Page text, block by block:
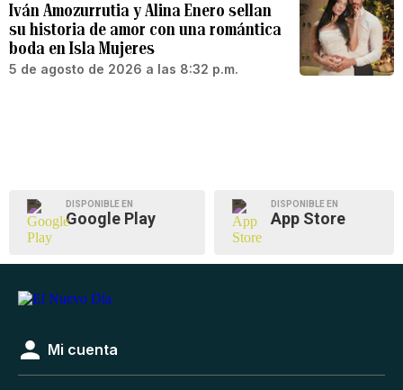
Iván Amozurrutia y Alina Enero sellan
su historia de amor con una romántica
boda en Isla Mujeres
5 de agosto de 2026 a las 8:32 p.m.
DISPONIBLE EN
Google Play
DISPONIBLE EN
App Store
Mi cuenta